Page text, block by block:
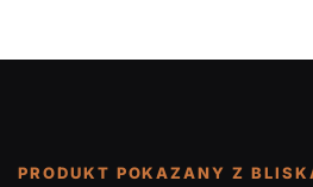
PRODUKT POKAZANY Z